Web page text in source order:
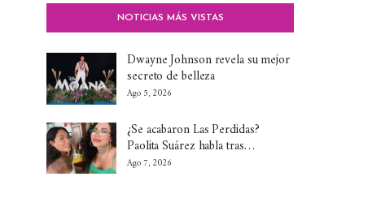
NOTICIAS MÁS VISTAS
Dwayne Johnson revela su mejor
secreto de belleza
Ago 5, 2026
¿Se acabaron Las Perdidas?
Paolita Suárez habla tras…
Ago 7, 2026